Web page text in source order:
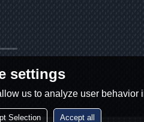
settings
us to analyze user behavior
Selection Accept all